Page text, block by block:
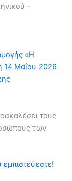
–
«Η
14 Μαΐου 2026
τους
των